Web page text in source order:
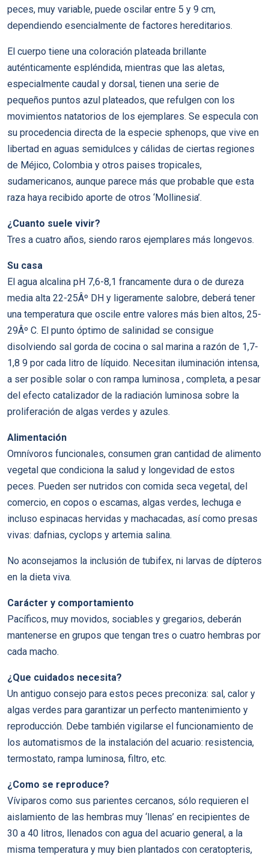
peces, muy variable, puede oscilar entre 5 y 9 cm,
dependiendo esencialmente de factores hereditarios.
El cuerpo tiene una coloración plateada brillante
auténticamente espléndida, mientras que las aletas,
especialmente caudal y dorsal, tienen una serie de
pequeños puntos azul plateados, que refulgen con los
movimientos natatorios de los ejemplares. Se especula con
su procedencia directa de la especie sphenops, que vive en
libertad en aguas semidulces y cálidas de ciertas regiones
de Méjico, Colombia y otros paises tropicales,
sudamericanos, aunque parece más que probable que esta
raza haya recibido aporte de otros ‘Mollinesia’.
¿Cuanto suele vivir?
Tres a cuatro años, siendo raros ejemplares más longevos.
Su casa
El agua alcalina pH 7,6-8,1 francamente dura o de dureza
media alta 22-25Âº DH y ligeramente salobre, deberá tener
una temperatura que oscile entre valores más bien altos, 25-
29Âº C. El punto óptimo de salinidad se consigue
disolviendo sal gorda de cocina o sal marina a razón de 1,7-
1,8 9 por cada litro de lí­quido. Necesitan iluminación intensa,
a ser posible solar o con rampa luminosa , completa, a pesar
del efecto catalizador de la radiación luminosa sobre la
proliferación de algas verdes y azules.
Alimentación
Omní­voros funcionales, consumen gran cantidad de alimento
vegetal que condiciona la salud y longevidad de estos
peces. Pueden ser nutridos con comida seca vegetal, del
comercio, en copos o escamas, algas verdes, lechuga e
incluso espinacas hervidas y machacadas, así­ como presas
vivas: dafnias, cyclops y artemia salina.
No aconsejamos la inclusión de tubifex, ni larvas de dí­pteros
en la dieta viva.
Carácter y comportamiento
Pací­ficos, muy movidos, sociables y gregarios, deberán
mantenerse en grupos que tengan tres o cuatro hembras por
cada macho.
¿Que cuidados necesita?
Un antiguo consejo para estos peces preconiza: sal, calor y
algas verdes para garantizar un perfecto mantenimiento y
reproducción. Debe también vigilarse el funcionamiento de
los automatismos de la instalación del acuario: resistencia,
termostato, rampa luminosa, filtro, etc.
¿Como se reproduce?
Ví­viparos como sus parientes cercanos, sólo requieren el
aislamiento de las hembras muy ‘llenas’ en recipientes de
30 a 40 litros, llenados con agua del acuario general, a la
misma temperatura y muy bien plantados con ceratopteris,